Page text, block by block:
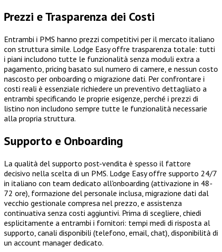
Prezzi e Trasparenza dei Costi
Entrambi i PMS hanno prezzi competitivi per il mercato italiano
con struttura simile. Lodge Easy offre trasparenza totale: tutti
i piani includono tutte le funzionalità senza moduli extra a
pagamento, pricing basato sul numero di camere, e nessun costo
nascosto per onboarding o migrazione dati. Per confrontare i
costi reali è essenziale richiedere un preventivo dettagliato a
entrambi specificando le proprie esigenze, perché i prezzi di
listino non includono sempre tutte le funzionalità necessarie
alla propria struttura.
Supporto e Onboarding
La qualità del supporto post-vendita è spesso il fattore
decisivo nella scelta di un PMS. Lodge Easy offre supporto 24/7
in italiano con team dedicato all'onboarding (attivazione in 48-
72 ore), formazione del personale inclusa, migrazione dati dal
vecchio gestionale compresa nel prezzo, e assistenza
continuativa senza costi aggiuntivi. Prima di scegliere, chiedi
esplicitamente a entrambi i fornitori: tempi medi di risposta al
supporto, canali disponibili (telefono, email, chat), disponibilità di
un account manager dedicato.